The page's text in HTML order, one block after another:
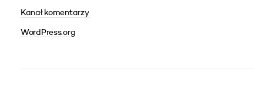
Kanał komentarzy
WordPress.org